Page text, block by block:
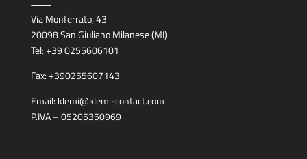
Via Monferrato, 43
20098 San Giuliano Milanese (MI)
Tel:+39 0255606101
Fax:+390255607143
Email: klemi@klemi-contact.com
P.IVA – 05205350969